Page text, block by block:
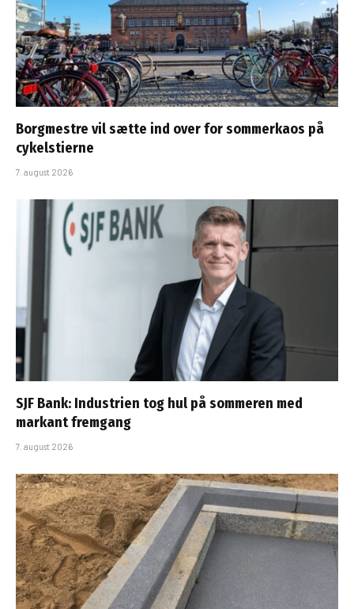
Borgmestre vil sætte ind over for sommerkaos på
cykelstierne
7. august 2026
SJF Bank: Industrien tog hul på sommeren med
markant fremgang
7. august 2026